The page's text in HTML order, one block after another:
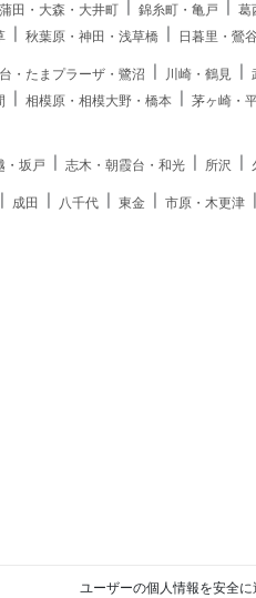
蒲田・大森・大井町 錦糸町・亀戸
葛
秋葉原・神田・浅草橋 日暮里・鶯谷
・たまプラーザ・鷺沼 川崎・鶴見
相模原・相模大野・橋本 茅ヶ崎・
・坂戸 志木・朝霞台・和光 所沢
成田 八千代 東金 市原・木更津
ユーザーの個人情報を安全に